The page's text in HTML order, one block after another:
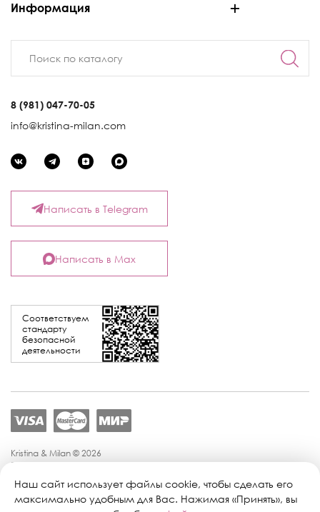
Информация
8 (981) 047-70-05
info@kristina-milan.com
Соответствуем
стандарту
безопасной
деятельности
Написать в Telegram
Написать в Max
Kristina & Milan © 2026
Политика конфиденциальности
Политика обработки персональных данных
Публичная оферта
Наш сайт использует файлы cookie, чтобы сделать его
максимально удобным для Вас. Нажимая «Принять», вы